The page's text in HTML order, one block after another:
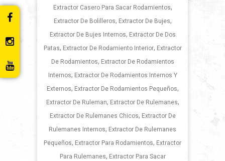
Extractor Casero Para Sacar Rodamientos,
Extractor De Bolilleros, Extractor De Bujes,
Extractor De Bujes Internos, Extractor De Dos
Patas, Extractor De Rodamiento Interior, Extractor
De Rodamientos, Extractor De Rodamientos
Internos, Extractor De Rodamientos Internos Y
Externos, Extractor De Rodamientos Pequeños,
Extractor De Ruleman, Extractor De Rulemanes,
Extractor De Rulemanes Chicos, Extractor De
Rulemanes Internos, Extractor De Rulemanes
Pequeños, Extractor Para Rodamientos, Extractor
Para Rulemanes, Extractor Para Sacar